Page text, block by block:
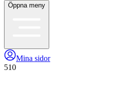
Öppna meny
Mina sidor
510